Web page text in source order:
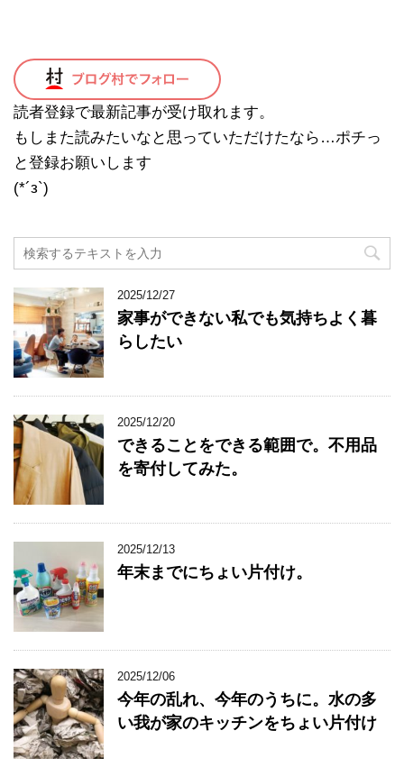
読者登録で最新記事が受け取れます。
もしまた読みたいなと思っていただけたなら…ポチっ
と登録お願いします
(*´з`)
2025/12/27
家事ができない私でも気持ちよく暮
らしたい
2025/12/20
できることをできる範囲で。不用品
を寄付してみた。
2025/12/13
年末までにちょい片付け。
2025/12/06
今年の乱れ、今年のうちに。水の多
い我が家のキッチンをちょい片付け